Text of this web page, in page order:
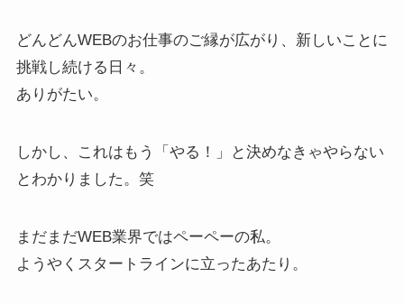
どんどんWEBのお仕事のご縁が広がり、新しいことに
挑戦し続ける日々。
ありがたい。
しかし、これはもう「やる！」と決めなきゃやらない
とわかりました。笑
まだまだWEB業界ではペーペーの私。
ようやくスタートラインに立ったあたり。